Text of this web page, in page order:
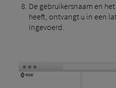
De gebruikersnaam en
heeft, ontvangt u in een
ingevoerd.